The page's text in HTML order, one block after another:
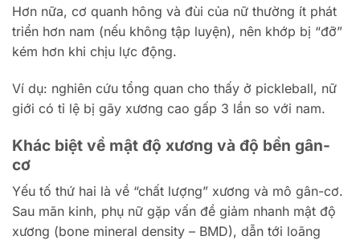
Hơn nữa, cơ quanh hông và đùi của nữ thường ít phát
triển hơn nam (nếu không tập luyện), nên khớp bị “đỡ”
kém hơn khi chịu lực động.
Ví dụ: nghiên cứu tổng quan cho thấy ở pickleball, nữ
giới có tỉ lệ bị gãy xương cao gấp 3 lần so với nam.
Khác biệt về mật độ xương và độ bền gân-
cơ
Yếu tố thứ hai là về “chất lượng” xương và mô gân-cơ.
Sau mãn kinh, phụ nữ gặp vấn đề giảm nhanh mật độ
xương (bone mineral density – BMD), dẫn tới loãng